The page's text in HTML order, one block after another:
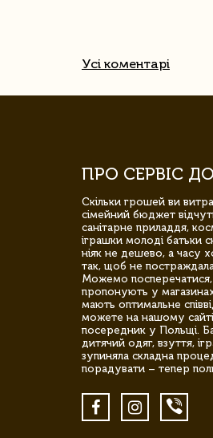
Усі коментарі
ПРО СЕРВІС
Скільки грошей ви
сімейний бюджет
санітарне приладдя,
іграшки молоді батьки
ніяк не дешево, а часу
так, щоб не
Можемо посперечатися,
пропонують у
мають оптимальне
можете на нашому
посередник у Польщі.
дитячий одяг, взуття,
зупиняла складна
порадувати – тепер